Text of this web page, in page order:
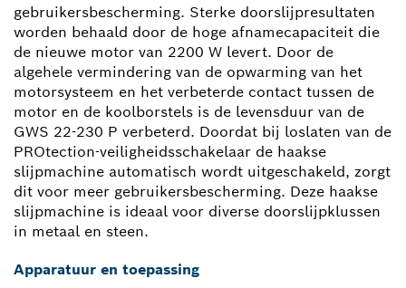
gebruikersbescherming. Sterke doorslijpresultaten
worden behaald door de hoge afnamecapaciteit die
de nieuwe motor van 2200 W levert. Door de
algehele vermindering van de opwarming van het
motorsysteem en het verbeterde contact tussen de
motor en de koolborstels is de levensduur van de
GWS 22-230 P verbeterd. Doordat bij loslaten van de
PROtection-veiligheidsschakelaar de haakse
slijpmachine automatisch wordt uitgeschakeld, zorgt
dit voor meer gebruikersbescherming. Deze haakse
slijpmachine is ideaal voor diverse doorslijpklussen
in metaal en steen.
Apparatuur en toepassing